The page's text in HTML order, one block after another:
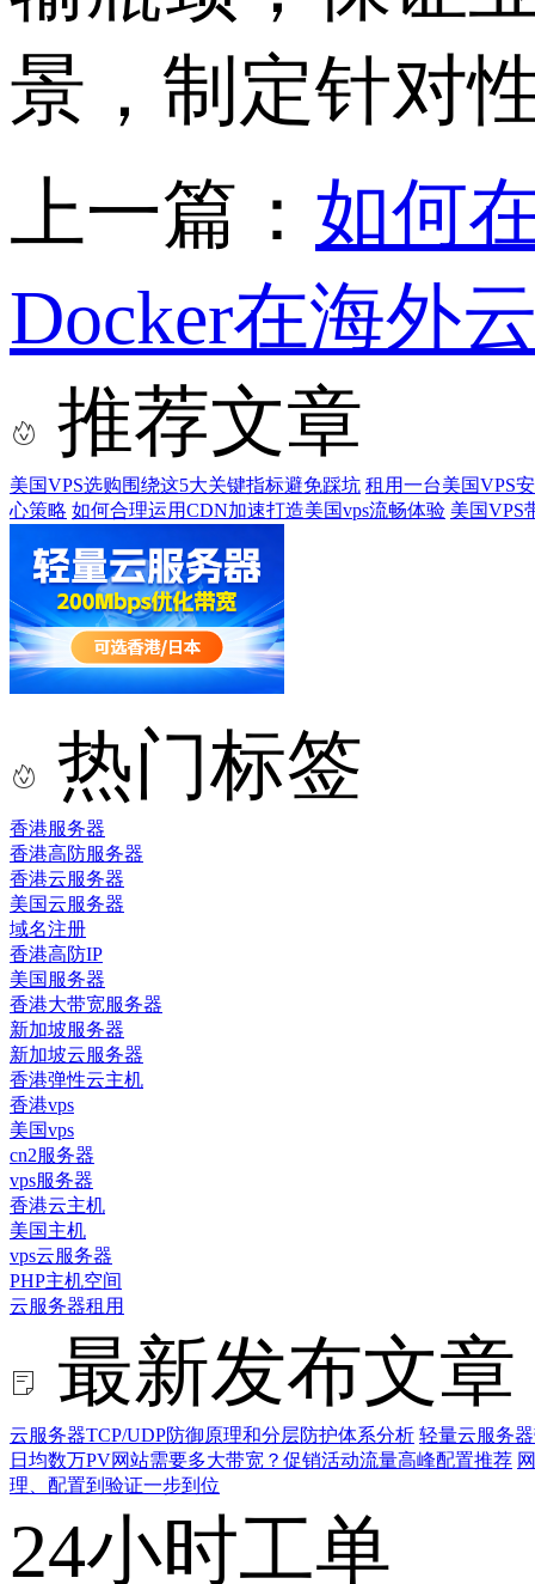
景，制定针对
上一篇： 如何
Docker在海外
推荐文章
美国VPS选购围绕这5大关键指标避免踩坑 租用一台美国VPS
心策略 如何合理运用CDN加速打造美国vps流畅体验 美国VPS
热门标签
香港服务器
香港高防服务器
香港云服务器
美国云服务器
域名注册
香港高防IP
美国服务器
香港大带宽服务器
新加坡服务器
新加坡云服务器
香港弹性云主机
香港vps
美国vps
cn2服务器
vps服务器
香港云主机
美国主机
vps云服务器
PHP主机空间
云服务器租用
最新发布文章
云服务器TCP/UDP防御原理和分层防护体系分析 轻量云服务
日均数万PV网站需要多大带宽？促销活动流量高峰配置推荐
理、配置到验证一步到位
24小时工单